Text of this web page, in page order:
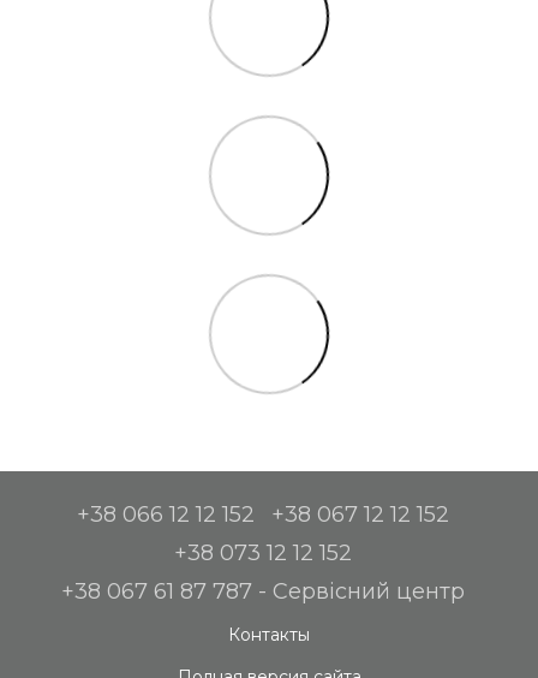
+38 066 12 12 152
+38 067 12 12 152
+38 073 12 12 152
+38 067 61 87 787 - Сервісний центр
Контакты